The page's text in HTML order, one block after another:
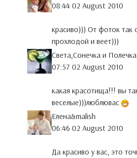
08:44 02 August 2010
красиво))) От фоток так
прохлодой и веет)))
Света,Сонечка и Полечка
07:57 02 August 2010
какая красотища!!! вы
веселые)))люблювас
Елена&malish
06:46 02 August 2010
Да красиво у вас, это